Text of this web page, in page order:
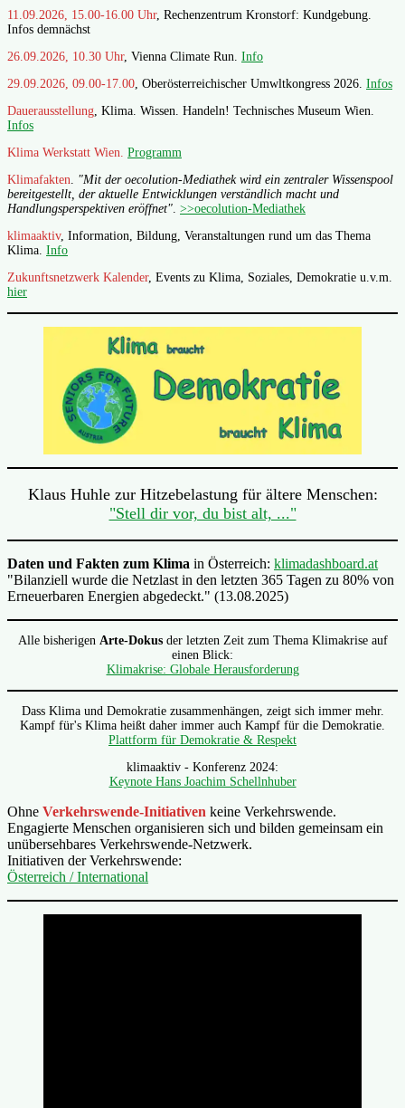
11.09.2026, 15.00-16.00 Uhr, Rechenzentrum Kronstorf: Kundgebung.
Infos demnächst
26.09.2026, 10.30 Uhr, Vienna Climate Run. Info
29.09.2026, 09.00-17.00, Oberösterreichischer Umwltkongress 2026. Infos
Dauerausstellung, Klima. Wissen. Handeln! Technisches Museum Wien.
Infos
Klima Werkstatt Wien. Programm
Klimafakten. "Mit der oecolution-Mediathek wird ein zentraler Wissenspool
bereitgestellt, der aktuelle Entwicklungen verständlich macht und
Handlungsperspektiven eröffnet". >>oecolution-Mediathek
klimaaktiv, Information, Bildung, Veranstaltungen rund um das Thema
Klima. Info
Zukunftsnetzwerk Kalender, Events zu Klima, Soziales, Demokratie u.v.m.
hier
Klaus Huhle zur Hitzebelastung für ältere Menschen:
"Stell dir vor, du bist alt, ..."
Daten und Fakten zum Klima in Österreich: klimadashboard.at
"Bilanziell wurde die Netzlast in den letzten 365 Tagen zu 80% von
Erneuerbaren Energien abgedeckt." (13.08.2025)
Alle bisherigen Arte-Dokusder letzten Zeit zum Thema Klimakrise auf
einen Blick:
Klimakrise: Globale Herausforderung
Dass Klima und Demokratie zusammenhängen, zeigt sich immer mehr.
Kampf für's Klima heißt daher immer auch Kampf für die Demokratie.
Plattform für Demokratie & Respekt
klimaaktiv - Konferenz 2024:
Keynote Hans Joachim Schellnhuber
Ohne Verkehrswende-Initiativen keine Verkehrswende.
Engagierte Menschen organisieren sich und bilden gemeinsam ein
unübersehbares Verkehrswende-Netzwerk.
Initiativen der Verkehrswende:
Österreich / International